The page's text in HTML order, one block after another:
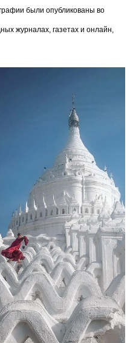
были опубликованы во
журналах, газетах и онлайн,